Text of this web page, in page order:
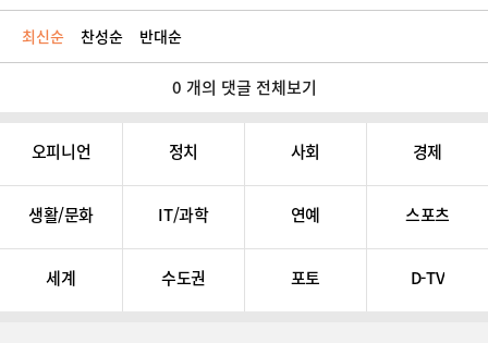
최신순 찬성순 반대순
0 개의 댓글 전체보기
오피니언 정치 사회 경제
생활/문화 IT/과학 연예 스포츠
세계 수도권 포토 D-TV